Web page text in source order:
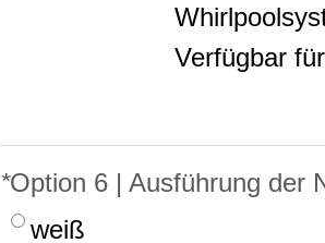
Verfügbar
*Option 6 | Ausführung der
weiß